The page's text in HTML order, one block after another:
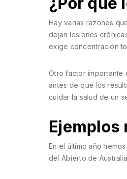
Hay varias razones
dejan lesiones
exige concentración
Otro factor importante
antes de que los
cuidar la salud de un
Ejemplos
En el último año
del Abierto de